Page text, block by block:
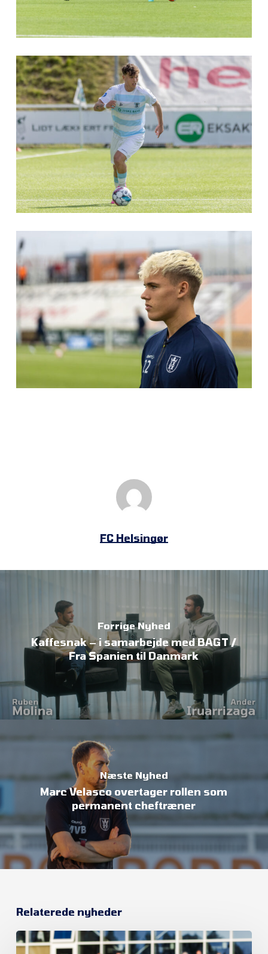
FC Helsingør
Forrige Nyhed
Kaffesnak – i samarbejde med BAGT /
Fra Spanien til Danmark
Næste Nyhed
Marc Velasco overtager rollen som
permanent cheftræner
Relaterede nyheder
Et